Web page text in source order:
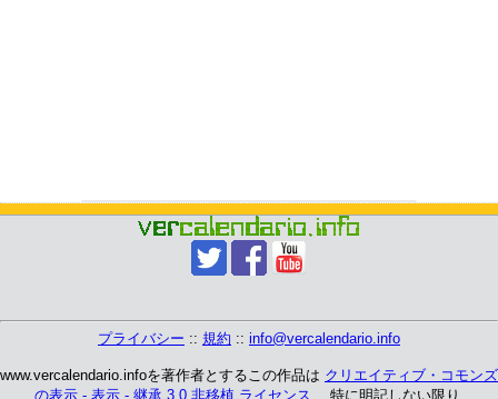
プライバシー :: 規約 :: info@vercalendario.info
www.vercalendario.infoを著作者とするこの作品は クリエイティブ・コモンズ
の表示 - 表示 - 継承 3.0 非移植 ライセンス 、 特に明記しない限り.